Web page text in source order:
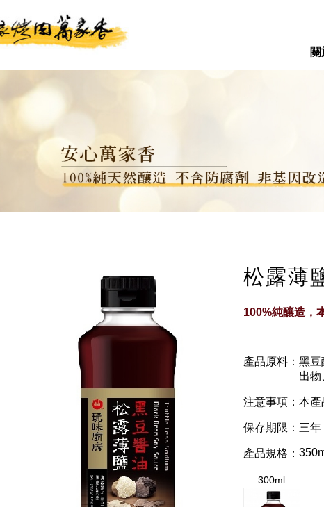
松露薄
100%純釀造，
產品原料： 黑豆
出物
注意事項： 本產
保存期限： 三年
產品規格：
300ml